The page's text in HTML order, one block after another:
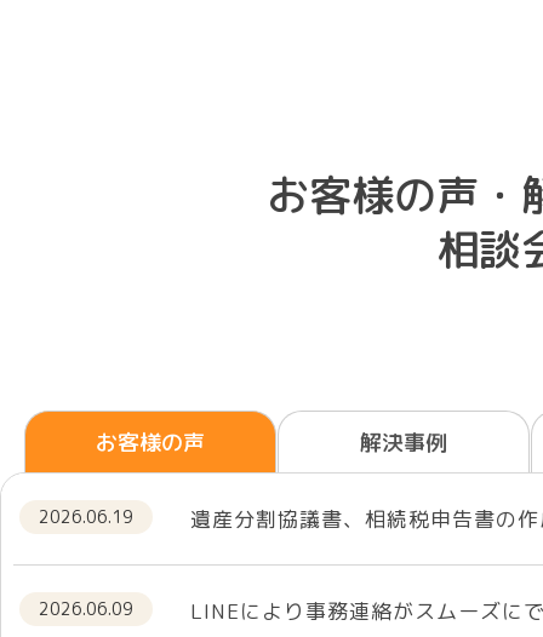
お客様の声・
相談
お客様の声
2026.06.19 遺産分割協議書、相続税申告書の
2026.06.09 LINEにより事務連絡がスムーズに
解決事例